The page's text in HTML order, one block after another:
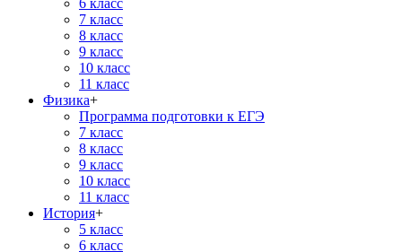
6 класс
7 класс
8 класс
9 класс
10 класс
11 класс
Физика+
Программа подготовки к ЕГЭ
7 класс
8 класс
9 класс
10 класс
11 класс
История+
5 класс
6 класс